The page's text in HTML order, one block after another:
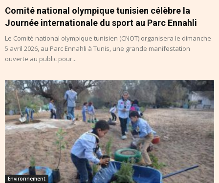
Comité national olympique tunisien célèbre la
Journée internationale du sport au Parc Ennahli
Le Comité national olympique tunisien (CNOT) organisera le dimanche
5 avril 2026, au Parc Ennahli à Tunis, une grande manifestation
ouverte au public pour...
Environnement